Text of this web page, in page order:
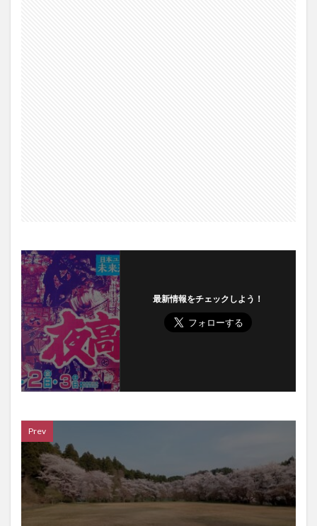
最新情報をチェックしよう！
Prev